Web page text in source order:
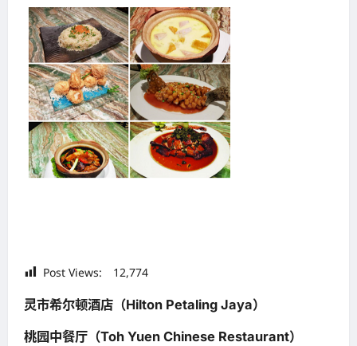
Post Views: 12,774
灵市希尔顿酒店（Hilton Petaling Jaya）
桃园中餐厅（Toh Yuen Chinese Restaurant）